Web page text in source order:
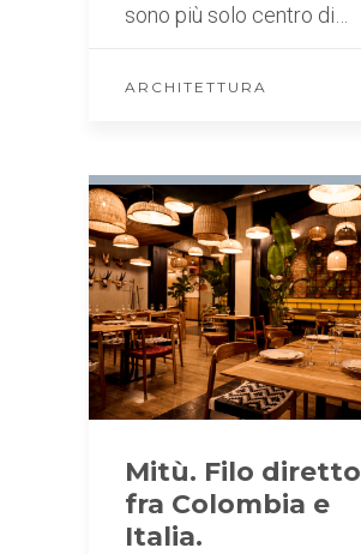
sono più solo centro di…
ARCHITETTURA
Mitù. Filo diretto
fra Colombia e
Italia.